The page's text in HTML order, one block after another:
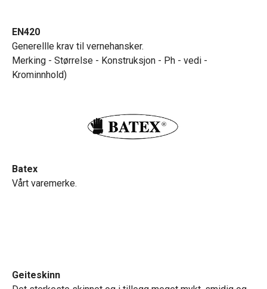
EN420
Generellle krav til vernehansker.
Merking - Størrelse - Konstruksjon - Ph - vedi -
Krominnhold)
Batex
Vårt varemerke.
Geiteskinn